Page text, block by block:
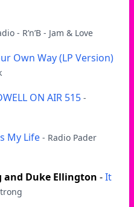
- R’n’B - Jam & Love
Own Way (LP Version)
ON AIR 515 -
My Life - Radio Pader
and Duke Ellington -It